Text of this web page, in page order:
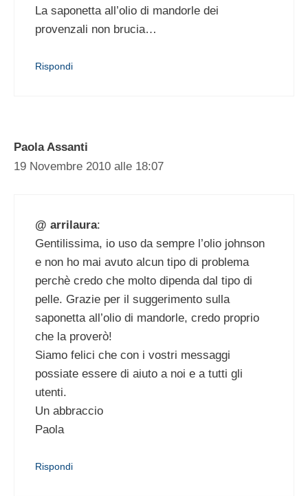
La saponetta all’olio di mandorle dei
provenzali non brucia…
Rispondi
Paola Assanti
19 Novembre 2010 alle 18:07
@ arrilaura:
Gentilissima, io uso da sempre l’olio johnson
e non ho mai avuto alcun tipo di problema
perchè credo che molto dipenda dal tipo di
pelle. Grazie per il suggerimento sulla
saponetta all’olio di mandorle, credo proprio
che la proverò!
Siamo felici che con i vostri messaggi
possiate essere di aiuto a noi e a tutti gli
utenti.
Un abbraccio
Paola
Rispondi